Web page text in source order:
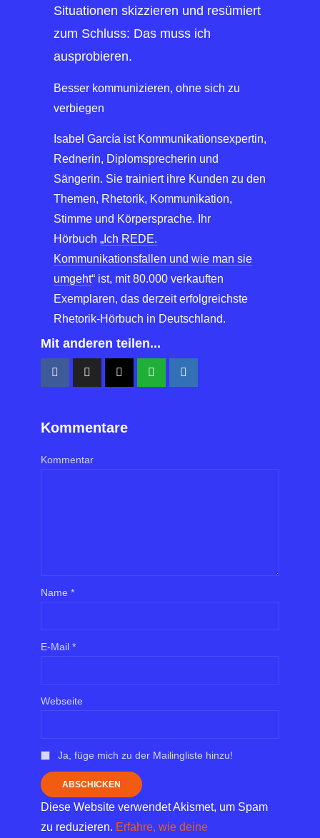
Situationen skizzieren und resümiert
zum Schluss: Das muss ich
ausprobieren.
Besser kommunizieren, ohne sich zu
verbiegen
Isabel García ist Kommunikationsexpertin,
Rednerin, Diplomsprecherin und
Sängerin. Sie trainiert ihre Kunden zu den
Themen, Rhetorik, Kommunikation,
Stimme und Körpersprache. Ihr
Hörbuch „Ich REDE.
Kommunikationsfallen und wie man sie
umgeht“ ist, mit 80.000 verkauften
Exemplaren, das derzeit erfolgreichste
Rhetorik-Hörbuch in Deutschland.
Mit anderen teilen...
Kommentare
Kommentar
Name *
E-Mail *
Webseite
Ja, füge mich zu der Mailingliste hinzu!
Diese Website verwendet Akismet, um Spam
zu reduzieren. Erfahre, wie deine